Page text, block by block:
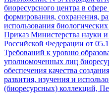
биоресурсного центра в сфере
формирования, сохранения,
использования
Приказ Министерства науки
Российской Федерации от
Требований к уровню
уполномоченных лиц
обеспечения качества
развития, изучения и
(биоресурсных) коллекций,